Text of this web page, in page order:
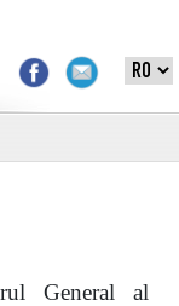
General al